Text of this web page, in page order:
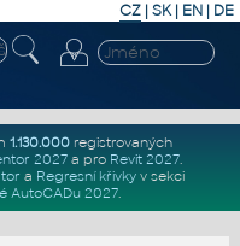
CZ | SK| EN | DE
1.130.000registrovaných
2027a pro Revit 2027.
a Regresní křivkyv sekci
AutoCADu 2027.